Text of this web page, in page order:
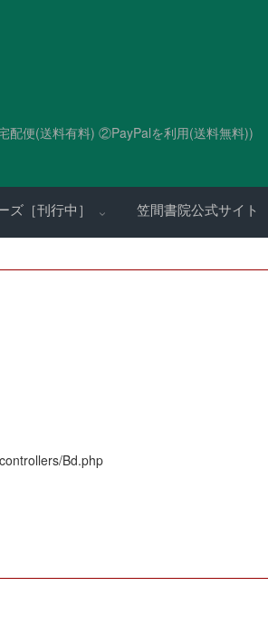
配便(送料有料) ②PayPalを利用(送料無料))
ズ［刊行中］ 笠間書院公式サイト
Bd.php